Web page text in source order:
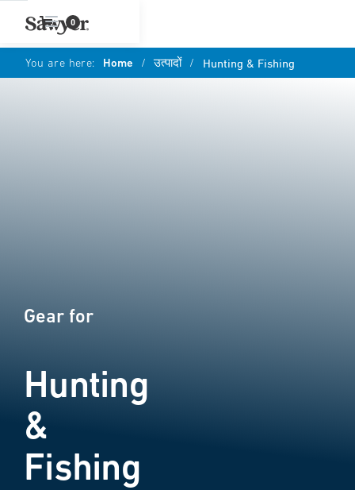
0
You are here: Home / उत्पादों / Hunting & Fishing
Gear for
Hunting
&
Fishing